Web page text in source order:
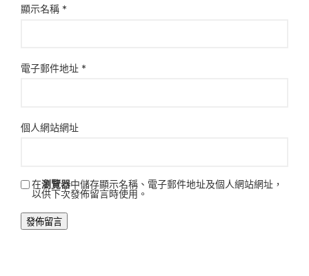
顯示名稱 *
電子郵件地址 *
個人網站網址
在瀏覽器中儲存顯示名稱、電子郵件地址及個人網站網址，
以供下次發佈留言時使用。